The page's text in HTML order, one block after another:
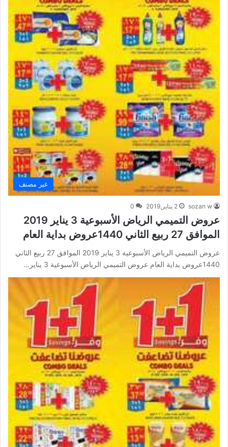
غير مصنف
sozan w 2 يناير,2019 0
عروض التميمي الرياض الأسبوعية 3 يناير 2019
الموافق 27 ربيع الثاني 1440عروض بداية العام
عروض التميمي الرياض الأسبوعية 3 يناير 2019 الموافق 27 ربيع الثاني
1440عروض بداية العام عروض التميمي الرياض الأسبوعية 3 يناير…